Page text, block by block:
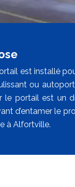
est installé
ou
le portail est un
d’entamer le
à Alfortville.